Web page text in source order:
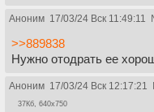
Аноним 17/03/24 Вск 11:49:11
>>889838
Нужно отодрать ее
Аноним 17/03/24 Вск 12:17:21
37Кб, 640x750